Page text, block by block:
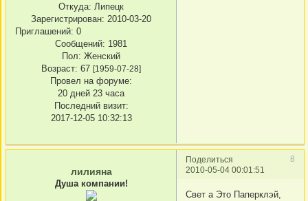
Откуда: Липецк
Зарегистрирован: 2010-03-20
Приглашений: 0
Сообщений: 1981
Пол: Женский
Возраст: 67 [1959-07-28]
Провел на форуме:
20 дней 23 часа
Последний визит:
2017-12-05 10:32:13
Поделиться
8
2010-05-04 00:01:51
лилияна
Душа компании!
Свет а Это Паперклэй,